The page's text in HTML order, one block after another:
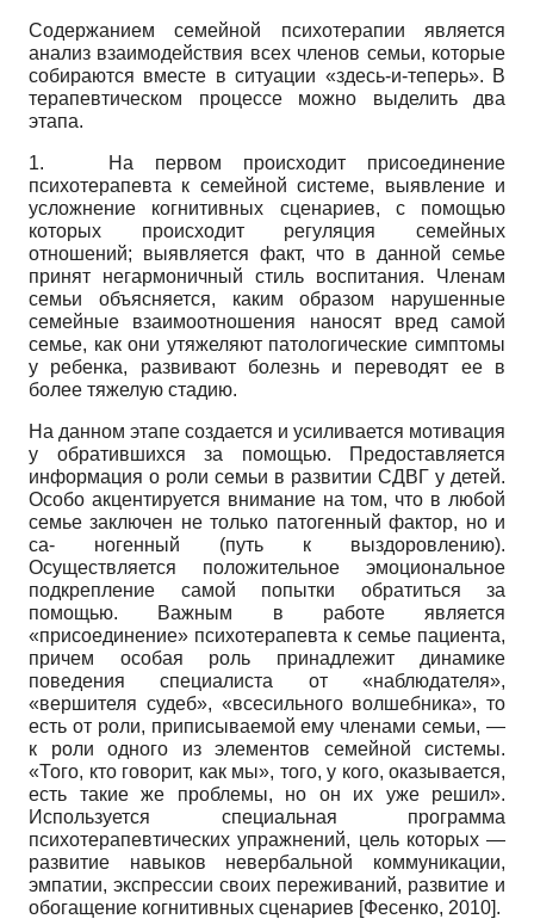
Содержанием семейной психотерапии является
анализ взаимодействия всех членов семьи, которые
собираются вместе в ситуации «здесь-и-теперь». В
терапевтическом процессе можно выделить два
этапа.
1.
На первом происходит присоединение
психотерапевта к семейной системе, выявление и
усложнение когнитивных сценариев, с помощью
которых происходит регуляция семейных
отношений; выявляется факт, что в данной семье
принят негармоничный стиль воспитания. Членам
семьи объясняется, каким образом нарушенные
семейные взаимоотношения наносят вред самой
семье, как они утяжеляют патологические симптомы
у ребенка, развивают болезнь и переводят ее в
более тяжелую стадию.
На данном этапе создается и усиливается мотивация
у обратившихся за помощью. Предоставляется
информация о роли семьи в развитии СДВГ у детей.
Особо акцентируется внимание на том, что в любой
семье заключен не только патогенный фактор, но и
са- ногенный (путь к выздоровлению).
Осуществляется положительное эмоциональное
подкрепление самой попытки обратиться за
помощью. Важным в работе является
«присоединение» психотерапевта к семье пациента,
причем особая роль принадлежит динамике
поведения специалиста от «наблюдателя»,
«вершителя судеб», «всесильного волшебника», то
есть от роли, приписываемой ему членами семьи, —
к роли одного из элементов семейной системы.
«Того, кто говорит, как мы», того, у кого, оказывается,
есть такие же проблемы, но он их уже решил».
Используется специальная программа
психотерапевтических упражнений, цель которых —
развитие навыков невербальной коммуникации,
эмпатии, экспрессии своих переживаний, развитие и
обогащение когнитивных сценариев [Фесенко, 2010].